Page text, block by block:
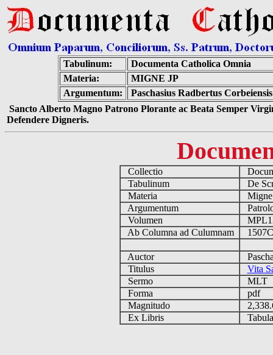
Tabulinum:
Documenta Catholica Omnia
Materia:
MIGNE JP
Argumentum:
Paschasius Radbertus
Sancto Alberto Magno Patrono Plorante ac Beata Semper
Defendere Digneris.
Collectio
Tabulinum
De
Materia
Argumentum
Volumen
Ab Columna ad Culumnam
Auctor
Titulus
Vita
Sermo
MLT
Forma
pdf
Magnitudo
Ex Libris